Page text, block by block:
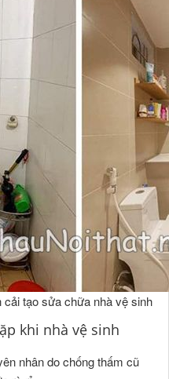
cải tạo sửa chữa nhà vệ sinh
khi nhà vệ sinh
nhân do chống thấm cũ